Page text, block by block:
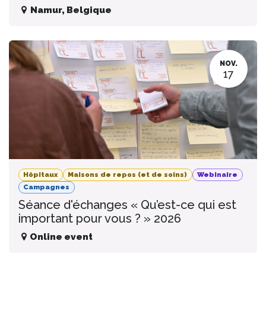
Namur, Belgique
NOV.
17
Hôpitaux Maisons de repos (et de soins)
Webinaire
Campagnes
Séance d'échanges « Qu’est-ce qui est
important pour vous ? » 2026
Online event